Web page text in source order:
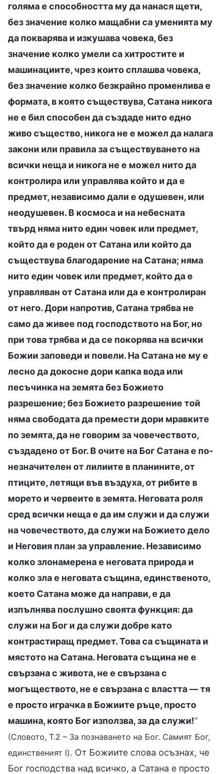
голяма е способността му да нанася щети,
без значение колко мащабни са уменията му
да покварява и изкушава човека, без
значение колко умели са хитростите и
машинациите, чрез които сплашва човека,
без значение колко безкрайно променлива е
формата, в която съществува, Сатана никога
не е бил способен да създаде нито едно
живо същество, никога не е можел да налага
закони или правила за съществуването на
всички неща и никога не е можел нито да
контролира или управлява който и да е
предмет, независимо дали е одушевен, или
неодушевен. В космоса и на небесната
твърд няма нито един човек или предмет,
който да е роден от Сатана или който да
съществува благодарение на Сатана; няма
нито един човек или предмет, който да е
управляван от Сатана или да е контролиран
от него. Дори напротив, Сатана трябва не
само да живее под господството на Бог, но
при това трябва и да се покорява на всички
Божии заповеди и повели. На Сатана не му е
лесно да докосне дори капка вода или
песъчинка на земята без Божието
разрешение; без Божието разрешение той
няма свободата да премести дори мравките
по земята, да не говорим за човечеството,
създадено от Бог. В очите на Бог Сатана е по-
незначителен от лилиите в планините, от
птиците, летящи във въздуха, от рибите в
морето и червеите в земята. Неговата роля
сред всички неща е да им служи и да служи
на човечеството, да служи на Божието дело
и Неговия план за управление. Независимо
колко злонамерена е неговата природа и
колко зла е неговата същина, единственото,
което Сатана може да направи, е да
изпълнява послушно своята функция: да
служи на Бог и да служи добре като
контрастиращ предмет. Това са същината и
мястото на Сатана. Неговата същина не е
свързана с живота, не е свързана с
могъществото, не е свързана с властта — тя
е просто играчка в Божиите ръце, просто
машина, която Бог използва, за да служи!“
(Словото, Т.2 – За познаването на Бог. Самият Бог,
единственият I). От Божиите слова осъзнах, че
Бог господства над всичко, а Сатана е просто